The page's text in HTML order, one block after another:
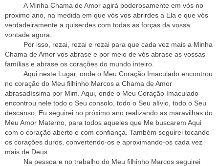
A Minha Chama de Amor agirá poderosamente em vós no
próximo ano, na medida em que vós vos abrirdes a Ela e que vós
verdadeiramente a quiserdes com todas as forças da vossa
vontade agora.
Por isso, rezai, rezai e rezai para que cada vez mais a Minha
Chama de Amor vos abrase e por meio de vós abrase as vossas
famílias e abrase os corações do mundo inteiro.
Aqui neste Lugar, onde o Meu Coração Imaculado encontrou
no coração do Meu filhinho Marcos a Chama de Amor
abrasadíssima por Mim. Aqui, onde o Meu Coração Imaculado
encontrou nele todo o Seu consolo, todo o Seu alívio, todo o Seu
descanso, Eu seguirei no próximo ano realizando as maravilhas do
Meu Amor Materno, para todos aqueles que Me buscarem Aqui
com o coração aberto e com confiança. Também seguirei tocando
os corações duros, convertendo-os e aproximando-os cada vez
mais de Deus.
Na pessoa e no trabalho do Meu filhinho Marcos seguirei